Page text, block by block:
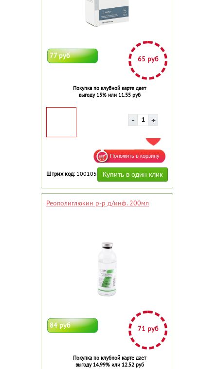
77 руб 65 руб
Покупка по клубной карте дает
выгоду 15% или 11.55 руб
ДОБАВИТЬ В ИЗБРАННОЕ
Штрих код: 100105
Реополиглюкин р-р д/инф. 200мл
84 руб 71 руб
Покупка по клубной карте дает
выгоду 14.99% или 12.52 руб